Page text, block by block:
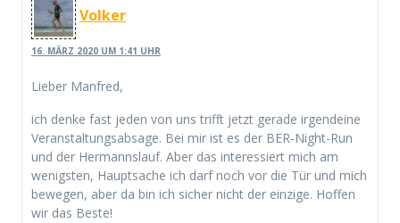
Volker
16. MÄRZ 2020 UM 1:41 UHR
Lieber Manfred,
ich denke fast jeden von uns trifft jetzt gerade irgendeine
Veranstaltungsabsage. Bei mir ist es der BER-Night-Run
und der Hermannslauf. Aber das interessiert mich am
wenigsten, Hauptsache ich darf noch vor die Tür und mich
bewegen, aber da bin ich sicher nicht der einzige. Hoffen
wir das Beste!